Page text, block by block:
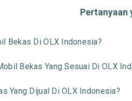
Pertanyaan
Bekas Di OLX Indonesia?
Bekas Yang Sesuai Di OLX
Yang Dijual Di OLX Indonesia?